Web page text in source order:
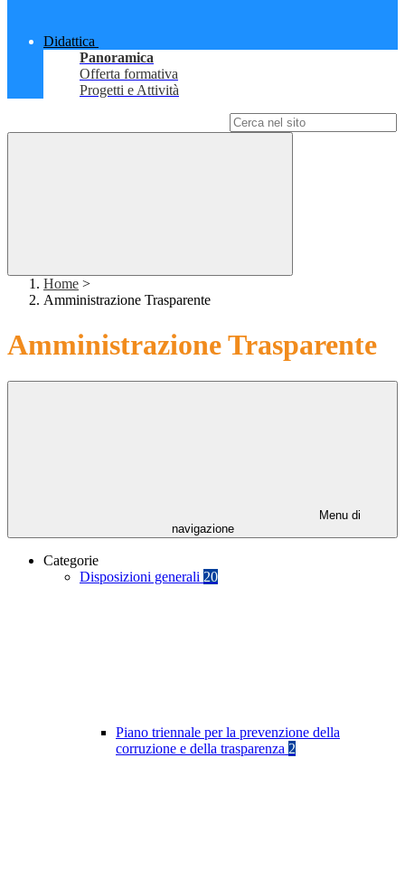
Didattica
Panoramica
Offerta formativa
Progetti e Attività
Home >
Amministrazione Trasparente
Amministrazione Trasparente
Menu di
navigazione
Categorie
Disposizioni generali 20
Piano triennale per la prevenzione della
corruzione e della trasparenza 2